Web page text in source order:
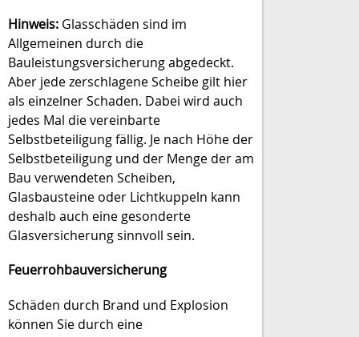
Hinweis: Glasschäden sind im
Allgemeinen durch die
Bauleistungsversicherung abgedeckt.
Aber jede zerschlagene Scheibe gilt hier
als einzelner Schaden. Dabei wird auch
jedes Mal die vereinbarte
Selbstbeteiligung fällig. Je nach Höhe der
Selbstbeteiligung und der Menge der am
Bau verwendeten Scheiben,
Glasbausteine oder Lichtkuppeln kann
deshalb auch eine gesonderte
Glasversicherung sinnvoll sein.
Feuerrohbauversicherung
Schäden durch Brand und Explosion
können Sie durch eine